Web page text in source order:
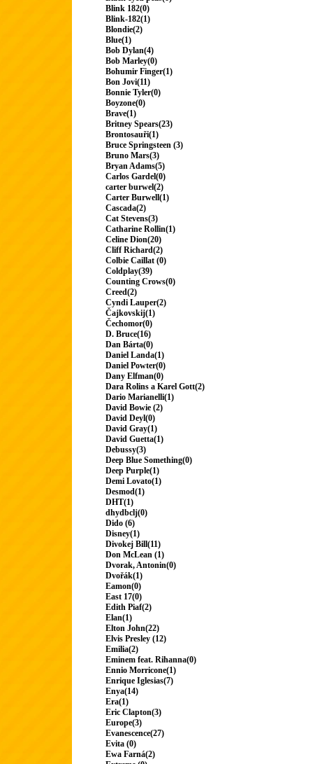
Blink 182(0)
Blink-182(1)
Blondie(2)
Blue(1)
Bob Dylan(4)
Bob Marley(0)
Bohumir Finger(1)
Bon Jovi(11)
Bonnie Tyler(0)
Boyzone(0)
Brave(1)
Britney Spears(23)
Brontosauři(1)
Bruce Springsteen (3)
Bruno Mars(3)
Bryan Adams(5)
Carlos Gardel(0)
carter burwel(2)
Carter Burwell(1)
Cascada(2)
Cat Stevens(3)
Catharine Rollin(1)
Celine Dion(20)
Cliff Richard(2)
Colbie Caillat (0)
Coldplay(39)
Counting Crows(0)
Creed(2)
Cyndi Lauper(2)
Čajkovskij(1)
Čechomor(0)
D. Bruce(16)
Dan Bárta(0)
Daniel Landa(1)
Daniel Powter(0)
Dany Elfman(0)
Dara Rolins a Karel Gott(2)
Dario Marianelli(1)
David Bowie (2)
David Deyl(0)
David Gray(1)
David Guetta(1)
Debussy(3)
Deep Blue Something(0)
Deep Purple(1)
Demi Lovato(1)
Desmod(1)
DHT(1)
dhydbclj(0)
Dido (6)
Disney(1)
Divokej Bill(11)
Don McLean (1)
Dvorak, Antonin(0)
Dvořák(1)
Eamon(0)
East 17(0)
Edith Piaf(2)
Elan(1)
Elton John(22)
Elvis Presley (12)
Emilia(2)
Eminem feat. Rihanna(0)
Ennio Morricone(1)
Enrique Iglesias(7)
Enya(14)
Era(1)
Eric Clapton(3)
Europe(3)
Evanescence(27)
Evita (0)
Ewa Farná(2)